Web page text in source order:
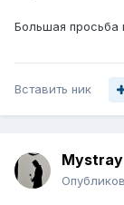
Большая просьба
Вставить ник
Mystray